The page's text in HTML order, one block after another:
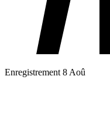
Enregistrement 8 Aoû